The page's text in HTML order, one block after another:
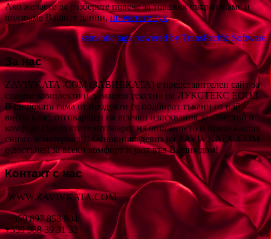
Ако желаете да разберете повече за това как съхраняваме и
ползваме Вашите данни,прочетете тук.
semantic tags powered by TransPacific Software
За нас
ZAVIVKATA .COM (ЗАВИВКАТА) е представителен сайт за
спални комплекти и домашен текстил на ЛУКСТЕКС ЕООД.
В широката гама от продукти се подбират тъкани от най -
висок клас, отговарящи на всички изисквания за качество и
комфорт.Продуктите отговарят на описанието и прилежащия
снимков материал!!! Основният девиз на ZAVIVKATA .COM
е достъпен за всеки комфорт и уют във Вашия дом!
Контакт с нас
WWW.ZAVIVKATA.COM
+359 897 858 804
+359 988 39 31 33